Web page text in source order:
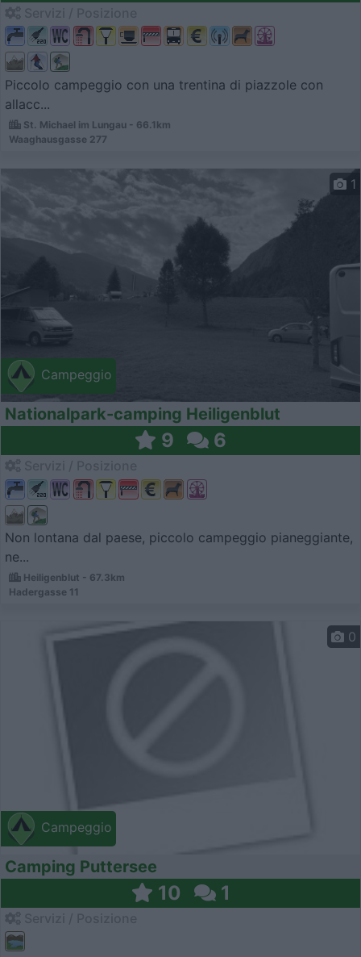
Piccolo campeggio con una trentina di piazzole con
allacc...
St. Michael im Lungau - 66.1km
Waaghausgasse 277
Campeggio
1
Nationalpark-camping Heiligenblut
9 6
Non lontana dal paese, piccolo campeggio pianeggiante,
ne...
Heiligenblut - 67.3km
Hadergasse 11
Campeggio
0
Camping Puttersee
10 1